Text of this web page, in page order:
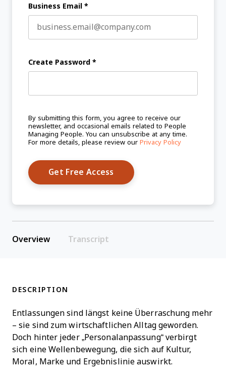
Business Email *
Create Password *
By submitting this form, you agree to receive our
newsletter, and occasional emails related to People
Managing People. You can unsubscribe at any time.
For more details, please review our Privacy Policy
Overview Transcript
DESCRIPTION
Entlassungen sind längst keine Überraschung mehr
– sie sind zum wirtschaftlichen Alltag geworden.
Doch hinter jeder „Personalanpassung“ verbirgt
sich eine Wellenbewegung, die sich auf Kultur,
Moral, Marke und Ergebnislinie auswirkt.